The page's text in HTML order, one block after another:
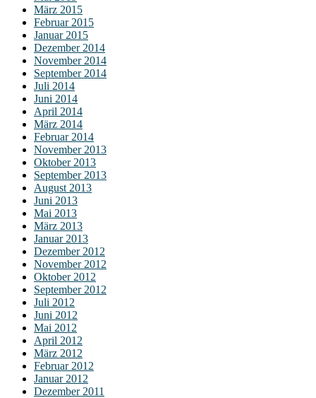
März 2015
Februar 2015
Januar 2015
Dezember 2014
November 2014
September 2014
Juli 2014
Juni 2014
April 2014
März 2014
Februar 2014
November 2013
Oktober 2013
September 2013
August 2013
Juni 2013
Mai 2013
März 2013
Januar 2013
Dezember 2012
November 2012
Oktober 2012
September 2012
Juli 2012
Juni 2012
Mai 2012
April 2012
März 2012
Februar 2012
Januar 2012
Dezember 2011